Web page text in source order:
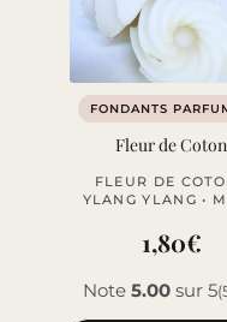
FONDANTS
Fleur de Coton
FLEUR DE
YLANG YLANG •
1,80€
Note 5.00sur 5